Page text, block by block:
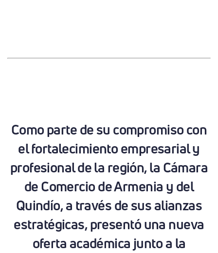
Como parte de su compromiso con
el fortalecimiento empresarial y
profesional de la región, la Cámara
de Comercio de Armenia y del
Quindío, a través de sus alianzas
estratégicas, presentó una nueva
oferta académica junto a la